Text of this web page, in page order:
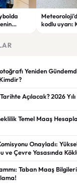
kodlu uyarı:
Yeniden
Açılacak? 2026
Temel Maaş
Onayladı:
ve Çevre Yasasında
Taban Maaş